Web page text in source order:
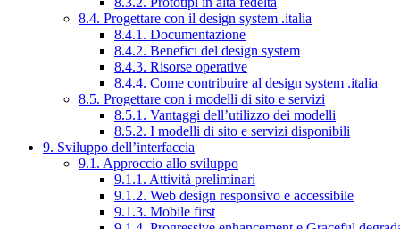
8.4. Progettare con il design system .italia
8.4.1. Documentazione
8.4.2. Benefici del design system
8.4.3. Risorse operative
8.4.4. Come contribuire al design system .italia
8.5. Progettare con i modelli di sito e servizi
8.5.1. Vantaggi dell’utilizzo dei modelli
8.5.2. I modelli di sito e servizi disponibili
9. Sviluppo dell’interfaccia
9.1. Approccio allo sviluppo
9.1.1. Attività preliminari
9.1.2. Web design responsivo e accessibile
9.1.3. Mobile first